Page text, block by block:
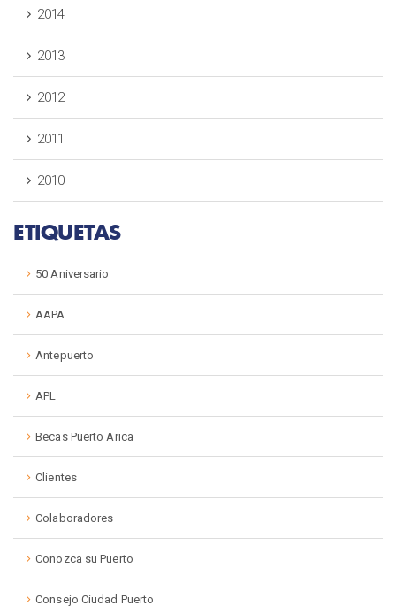
2014
2013
2012
2011
2010
ETIQUETAS
50 Aniversario
AAPA
Antepuerto
APL
Becas Puerto Arica
Clientes
Colaboradores
Conozca su Puerto
Consejo Ciudad Puerto